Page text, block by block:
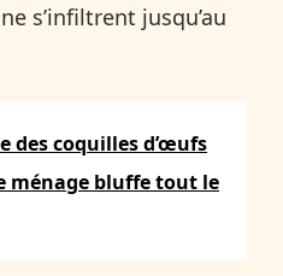
s’infiltrent jusqu’au
des coquilles d’œufs
ménage bluffe tout le